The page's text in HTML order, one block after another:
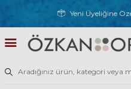
Yeni Üyeliğine